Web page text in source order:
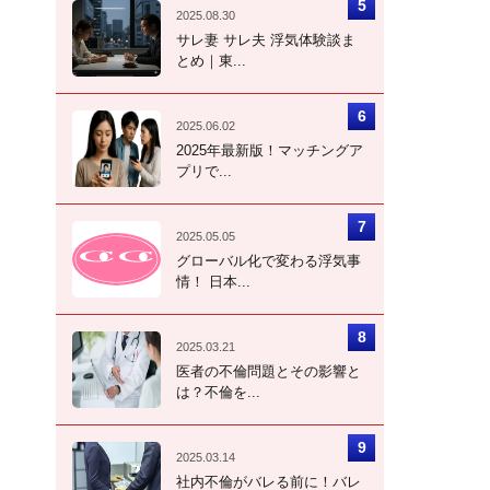
2025.08.30
サレ妻 サレ夫 浮気体験談ま
とめ｜東...
2025.06.02
2025年最新版！マッチングア
プリで...
2025.05.05
グローバル化で変わる浮気事
情！ 日本...
2025.03.21
医者の不倫問題とその影響と
は？不倫を...
2025.03.14
社内不倫がバレる前に！バレ